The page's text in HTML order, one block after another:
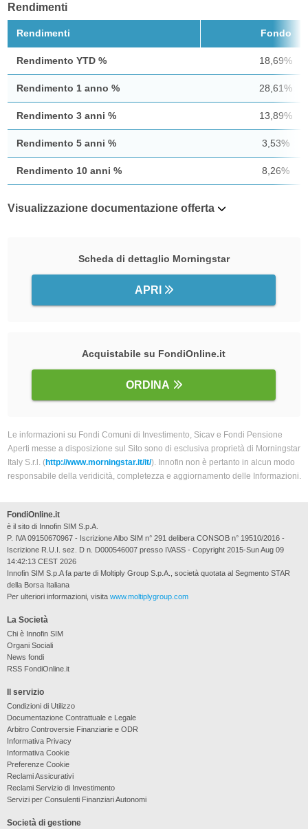
Rendimenti
Rendimenti Fondo
Rendimento YTD % 18,69%
Rendimento 1 anno % 28,61%
Rendimento 3 anni % 13,89%
Rendimento 5 anni % 3,53%
Rendimento 10 anni % 8,26%
Visualizzazione documentazione offerta
Scheda di dettaglio Morningstar
APRI
Acquistabile su FondiOnline.it
ORDINA
Le informazioni su Fondi Comuni di Investimento, Sicav e Fondi Pensione
Aperti messe a disposizione sul Sito sono di esclusiva proprietà di Morningstar
Italy S.r.l. (http://www.morningstar.it/it/). Innofin non è pertanto in alcun modo
responsabile della veridicità, completezza e aggiornamento delle Informazioni.
La Società
Chi è Innofin SIM
Organi Sociali
News fondi
RSS FondiOnline.it
Il servizio
Condizioni di Utilizzo
Documentazione Contrattuale e Legale
Arbitro Controversie Finanziarie e ODR
Informativa Privacy
Informativa Cookie
Preferenze Cookie
Reclami Assicurativi
Reclami Servizio di Investimento
Servizi per Consulenti Finanziari Autonomi
Società di gestione
FondiOnline.it
è il sito di Innofin SIM S.p.A.
P. IVA 09150670967 - Iscrizione Albo SIM n° 291 delibera CONSOB n° 19510/2016 -
Iscrizione R.U.I. sez. D n. D000546007 presso IVASS - Copyright 2015-Sun Aug 09
14:42:13 CEST 2026
Innofin SIM S.p.A fa parte di Moltiply Group S.p.A., società quotata al Segmento STAR
della Borsa Italiana
Per ulteriori informazioni, visita www.moltiplygroup.com